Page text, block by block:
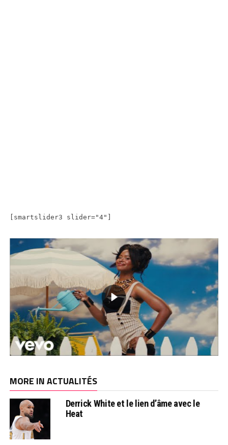
[smartslider3 slider="4"]
MORE IN ACTUALITÉS
Derrick White et le lien d’âme avec le
Heat